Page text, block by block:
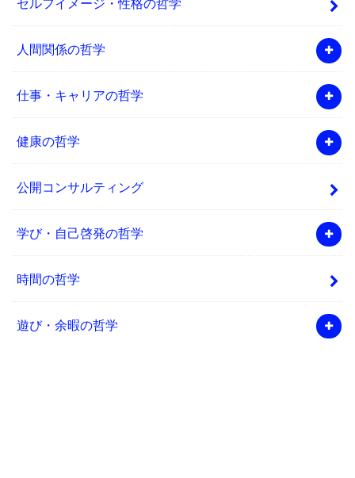
セルフイメージ・性格の哲学
人間関係の哲学
仕事・キャリアの哲学
健康の哲学
公開コンサルティング
学び・自己啓発の哲学
時間の哲学
遊び・余暇の哲学